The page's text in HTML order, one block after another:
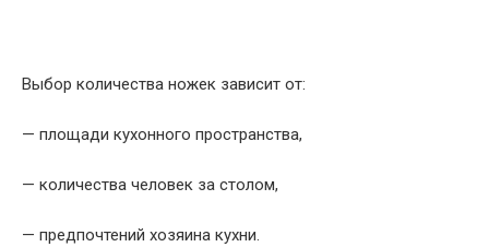
Выбор количества ножек зависит от:
— площади кухонного пространства,
— количества человек за столом,
— предпочтений хозяина кухни.